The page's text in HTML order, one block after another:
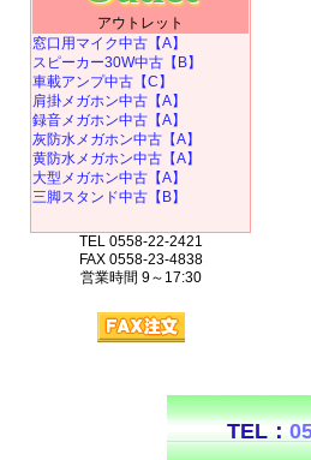
アウトレット
窓口用マイク中古【A】
スピーカー30W中古【B】
車載アンプ中古【C】
肩掛メガホン中古【A】
録音メガホン中古【A】
灰防水メガホン中古【A】
黄防水メガホン中古【A】
大型メガホン中古【A】
三脚スタンド中古【B】
TEL 0558-22-2421
FAX 0558-23-4838
営業時間 9～17:30